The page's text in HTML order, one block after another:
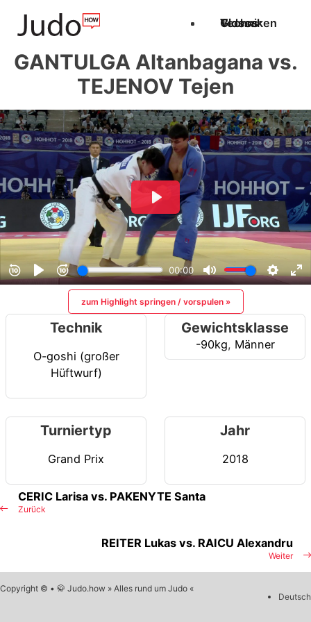
Techniken
Videos
Glossar
GANTULGA Altanbagana vs.
TEJENOV Tejen
zum Highlight springen / vorspulen »
Technik
O-goshi (großer
Hüftwurf)
Gewichtsklasse
-90kg, Männer
Turniertyp
Grand Prix
Jahr
2018
Zurück
CERIC Larisa vs. PAKENYTE Santa
Weiter
REITER Lukas vs. RAICU Alexandru
Copyright © • 🥋 Judo.how » Alles rund um Judo «
Deutsch